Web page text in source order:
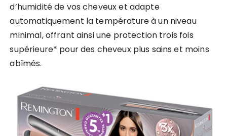
d’humidité de vos cheveux et adapte
automatiquement la température à un niveau
minimal, offrant ainsi une protection trois fois
supérieure* pour des cheveux plus sains et moins
abîmés.